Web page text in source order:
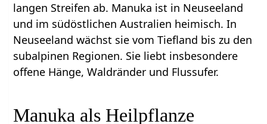
langen Streifen ab. Manuka ist in Neuseeland
und im südöstlichen Australien heimisch. In
Neuseeland wächst sie vom Tiefland bis zu den
subalpinen Regionen. Sie liebt insbesondere
offene Hänge, Waldränder und Flussufer.
Manuka als Heilpflanze